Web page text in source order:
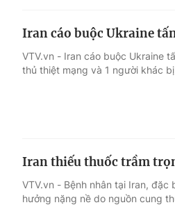
Iran cáo buộc Ukraine
VTV.vn - Iran cáo buộc Ukraine
thủ thiệt mạng và 1 người khác
Iran thiếu thuốc trầm
VTV.vn - Bệnh nhân tại Iran,
hưởng nặng nề do nguồn cung